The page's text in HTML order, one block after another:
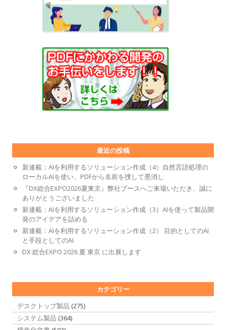
最近の投稿
新連載：AIを利用するソリューション作成（4）自然言語処理の
ローカルAIを使い、PDFから名前を捜して墨消し
『DX総合EXPO2026夏東京』弊社ブースへご来場いただき、誠に
ありがとうございました
新連載：AIを利用するソリューション作成（3）AIを使って製品開
発のアイデアを詰める
新連載：AIを利用するソリューション作成（2） 目的としてのAI
と手段としてのAI
DX 総合EXPO 2026 夏 東京 に出展します
カテゴリー
デスクトップ製品 (275)
システム製品 (364)